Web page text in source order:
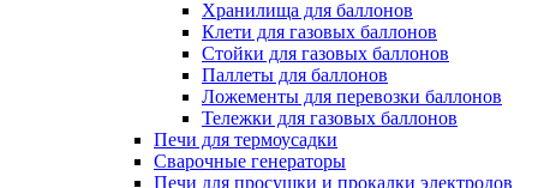
Хранилища для баллонов
Клети для газовых баллонов
Стойки для газовых баллонов
Паллеты для баллонов
Ложементы для перевозки баллонов
Тележки для газовых баллонов
Печи для термоусадки
Сварочные генераторы
Печи для просушки и прокалки электродов